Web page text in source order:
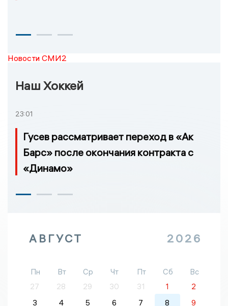
Новости СМИ2
Наш Хоккей
23:01
Гусев рассматривает переход в «Ак
Барс» после окончания контракта с
«Динамо»
АВГУСТ 2026
Пн Вт Ср Чт Пт Сб
Вс
27
28 29 30 31 1
2
3
4 5 6 7 8
9